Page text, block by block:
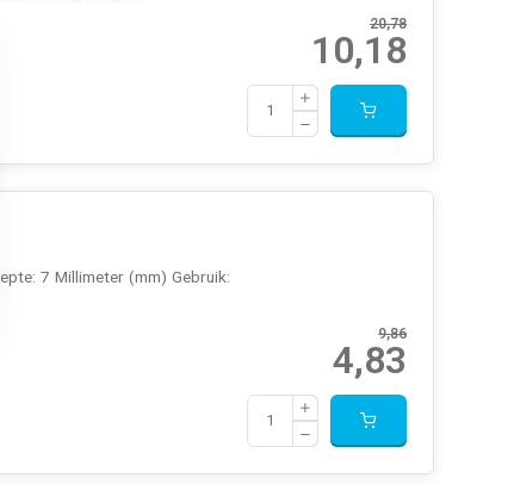
20,78
10,18
7 Millimeter (mm) Gebruik:
9,86
4,83